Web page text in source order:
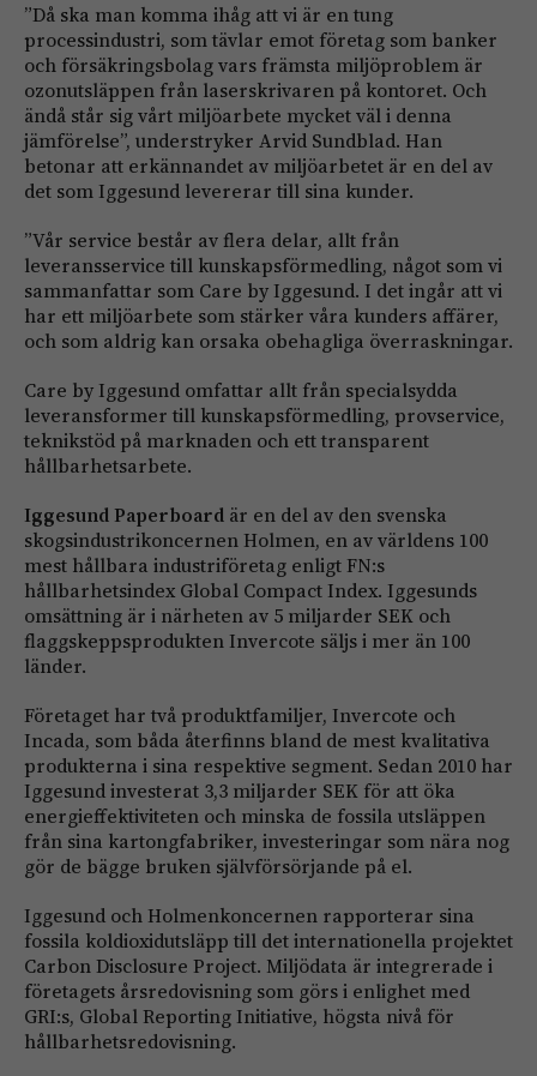
”Då ska man komma ihåg att vi är en tung
processindustri, som tävlar emot företag som banker
och försäkringsbolag vars främsta miljöproblem är
ozonutsläppen från laserskrivaren på kontoret. Och
ändå står sig vårt miljöarbete mycket väl i denna
jämförelse”, understryker Arvid Sundblad. Han
betonar att erkännandet av miljöarbetet är en del av
det som Iggesund levererar till sina kunder.
”Vår service består av flera delar, allt från
leveransservice till kunskapsförmedling, något som vi
sammanfattar som Care by Iggesund. I det ingår att vi
har ett miljöarbete som stärker våra kunders affärer,
och som aldrig kan orsaka obehagliga överraskningar.
Care by Iggesund omfattar allt från specialsydda
leveransformer till kunskapsförmedling, provservice,
teknikstöd på marknaden och ett transparent
hållbarhetsarbete.
Iggesund Paperboard är en del av den svenska
skogsindustrikoncernen Holmen, en av världens 100
mest hållbara industriföretag enligt FN:s
hållbarhetsindex Global Compact Index. Iggesunds
omsättning är i närheten av 5 miljarder SEK och
flaggskeppsprodukten Invercote säljs i mer än 100
länder.
Företaget har två produktfamiljer, Invercote och
Incada, som båda återfinns bland de mest kvalitativa
produkterna i sina respektive segment. Sedan 2010 har
Iggesund investerat 3,3 miljarder SEK för att öka
energieffektiviteten och minska de fossila utsläppen
från sina kartongfabriker, investeringar som nära nog
gör de bägge bruken självförsörjande på el.
Iggesund och Holmenkoncernen rapporterar sina
fossila koldioxidutsläpp till det internationella projektet
Carbon Disclosure Project. Miljödata är integrerade i
företagets årsredovisning som görs i enlighet med
GRI:s, Global Reporting Initiative, högsta nivå för
hållbarhetsredovisning.